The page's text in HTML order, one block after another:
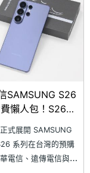
（手機、平板、手錶均
積折抵金額，甚至有機
S26 Ultr
SAMSUNG S26
懶人包！S26綁
式展開 SAMSUNG
系列在台灣的預購
電信、遠傳電信與台